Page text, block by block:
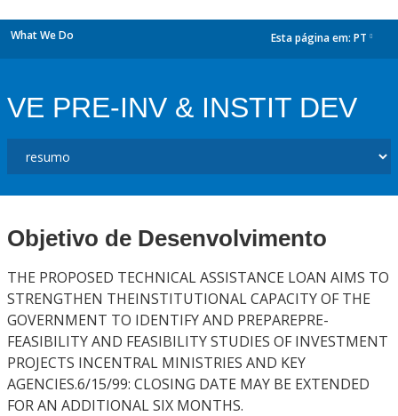
What We Do Esta página em: PT
VE PRE-INV & INSTIT DEV
Objetivo de Desenvolvimento
THE PROPOSED TECHNICAL ASSISTANCE LOAN AIMS TO
STRENGTHEN THEINSTITUTIONAL CAPACITY OF THE
GOVERNMENT TO IDENTIFY AND PREPAREPRE-
FEASIBILITY AND FEASIBILITY STUDIES OF INVESTMENT
PROJECTS INCENTRAL MINISTRIES AND KEY
AGENCIES.6/15/99: CLOSING DATE MAY BE EXTENDED
FOR AN ADDITIONAL SIX MONTHS.